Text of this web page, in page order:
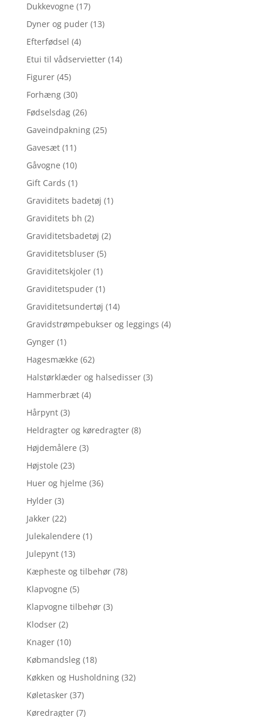
Dukkevogne (17)
Dyner og puder (13)
Efterfødsel (4)
Etui til vådservietter (14)
Figurer (45)
Forhæng (30)
Fødselsdag (26)
Gaveindpakning (25)
Gavesæt (11)
Gåvogne (10)
Gift Cards (1)
Graviditets badetøj (1)
Graviditets bh (2)
Graviditetsbadetøj (2)
Graviditetsbluser (5)
Graviditetskjoler (1)
Graviditetspuder (1)
Graviditetsundertøj (14)
Gravidstrømpebukser og leggings (4)
Gynger (1)
Hagesmække (62)
Halstørklæder og halsedisser (3)
Hammerbræt (4)
Hårpynt (3)
Heldragter og køredragter (8)
Højdemålere (3)
Højstole (23)
Huer og hjelme (36)
Hylder (3)
Jakker (22)
Julekalendere (1)
Julepynt (13)
Kæpheste og tilbehør (78)
Klapvogne (5)
Klapvogne tilbehør (3)
Klodser (2)
Knager (10)
Købmandsleg (18)
Køkken og Husholdning (32)
Køletasker (37)
Køredragter (7)